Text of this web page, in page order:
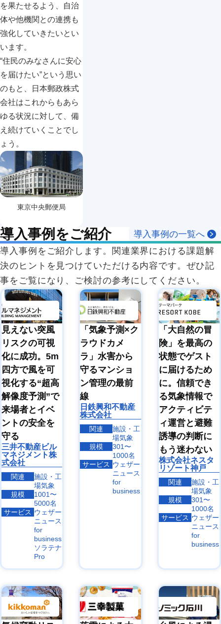
を果たせるよう、自治
体や他機関との連携も
強化していきたいとい
います。
“住民のみなさんに安心
を届けたい”という思い
のもと、日本郵政株式
会社はこれからもあら
ゆる状況に対して、備
え続けていくことでし
ょう。
東京中央郵便局
導入事例をご紹介
導入事例の一覧へ
導入事例をご紹介します。関連業界における課題解
決のヒントを見つけていただける内容です。ぜひ記
事をご覧になり、ご検討の参考にしてください。
見えない突風
リスクの可視
化に成功。5m
四方で風を可
視化する“超高
解像度予測”で
来場者とイベ
ントの安全を
守る
三井不動産ビル
マネジメント株
式会社
関連
施設・工
場気象
規模
1001〜
5000名
サービス ウェザー
ニュース
for
business
ソラテナ
Pro
「気象予測×ク
ラウドカメ
ラ」水害から
守るマンショ
ン管理の最前
線
日鉄興和不動産
株式会社
関連
施設・工
場気象
規模
301〜
1000名
サービス ウェザー
ニュース
for
business
「大自然の冒
険」を最高の
状態でゲスト
に届けるため
に。信頼でき
る気象情報で
アクティビテ
ィ運営と避難
誘導の判断に
もう迷わない
株式会社ネスタ
リゾート神戸
関連
施設・工
場気象
規模
301〜
1000名
サービス ウェザー
ニュース
for
business